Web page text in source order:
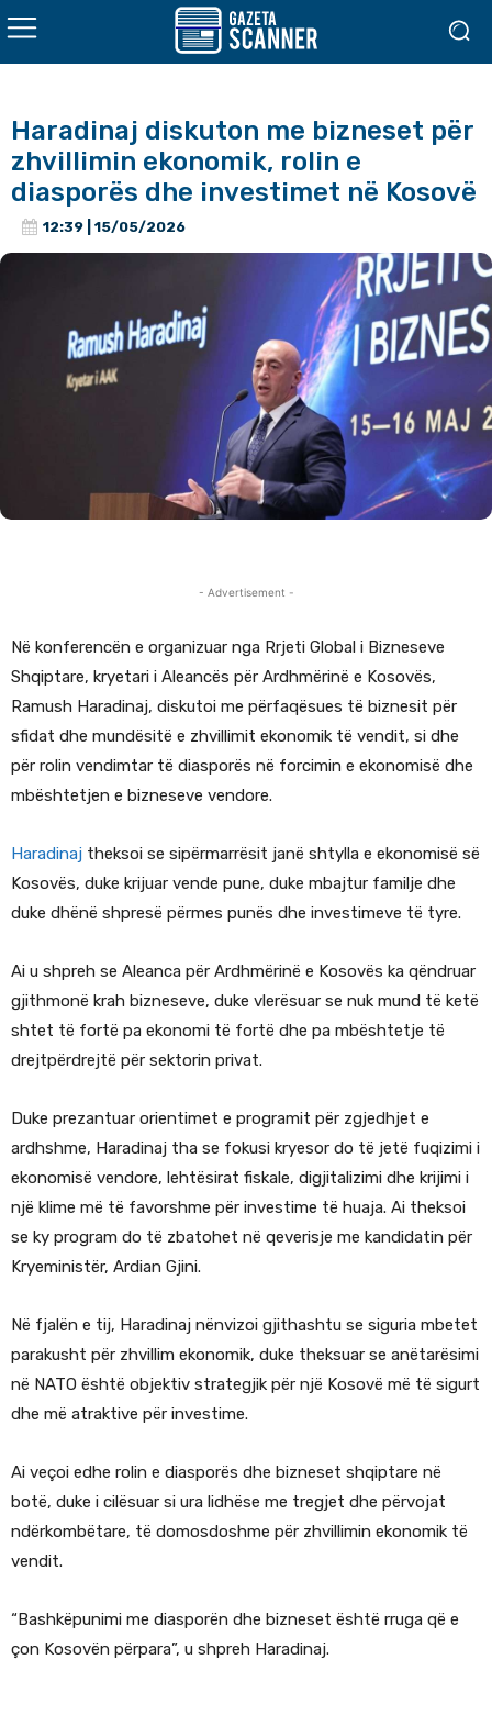
Haradinaj diskuton me bizneset për
zhvillimin ekonomik, rolin e
diasporës dhe investimet në Kosovë
12:39 | 15/05/2026
- Advertisement -
Në konferencën e organizuar nga Rrjeti Global i Bizneseve
Shqiptare, kryetari i Aleancës për Ardhmërinë e Kosovës,
Ramush Haradinaj, diskutoi me përfaqësues të biznesit për
sfidat dhe mundësitë e zhvillimit ekonomik të vendit, si dhe
për rolin vendimtar të diasporës në forcimin e ekonomisë dhe
mbështetjen e bizneseve vendore.
Haradinaj theksoi se sipërmarrësit janë shtylla e ekonomisë së
Kosovës, duke krijuar vende pune, duke mbajtur familje dhe
duke dhënë shpresë përmes punës dhe investimeve të tyre.
Ai u shpreh se Aleanca për Ardhmërinë e Kosovës ka qëndruar
gjithmonë krah bizneseve, duke vlerësuar se nuk mund të ketë
shtet të fortë pa ekonomi të fortë dhe pa mbështetje të
drejtpërdrejtë për sektorin privat.
Duke prezantuar orientimet e programit për zgjedhjet e
ardhshme, Haradinaj tha se fokusi kryesor do të jetë fuqizimi i
ekonomisë vendore, lehtësirat fiskale, digjitalizimi dhe krijimi i
një klime më të favorshme për investime të huaja. Ai theksoi
se ky program do të zbatohet në qeverisje me kandidatin për
Kryeministër, Ardian Gjini.
Në fjalën e tij, Haradinaj nënvizoi gjithashtu se siguria mbetet
parakusht për zhvillim ekonomik, duke theksuar se anëtarësimi
në NATO është objektiv strategjik për një Kosovë më të sigurt
dhe më atraktive për investime.
Ai veçoi edhe rolin e diasporës dhe bizneset shqiptare në
botë, duke i cilësuar si ura lidhëse me tregjet dhe përvojat
ndërkombëtare, të domosdoshme për zhvillimin ekonomik të
vendit.
“Bashkëpunimi me diasporën dhe bizneset është rruga që e
çon Kosovën përpara”, u shpreh Haradinaj.